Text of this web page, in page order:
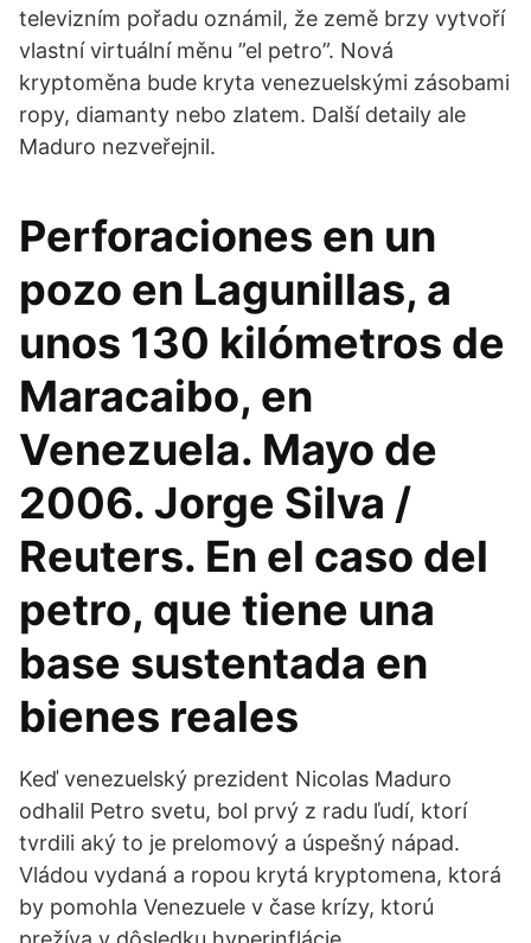
televizním pořadu oznámil, že země brzy vytvoří
vlastní virtuální měnu ”el petro”. Nová
kryptoměna bude kryta venezuelskými zásobami
ropy, diamanty nebo zlatem. Další detaily ale
Maduro nezveřejnil.
Perforaciones en un
pozo en Lagunillas, a
unos 130 kilómetros de
Maracaibo, en
Venezuela. Mayo de
2006. Jorge Silva /
Reuters. En el caso del
petro, que tiene una
base sustentada en
bienes reales
Keď venezuelský prezident Nicolas Maduro
odhalil Petro svetu, bol prvý z radu ľudí, ktorí
tvrdili aký to je prelomový a úspešný nápad.
Vládou vydaná a ropou krytá kryptomena, ktorá
by pomohla Venezuele v čase krízy, ktorú